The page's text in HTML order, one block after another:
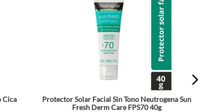
Cica
Protector Solar Facial Sin Tono Neutrogena Sun
Fresh Derm Care FPS70 40g